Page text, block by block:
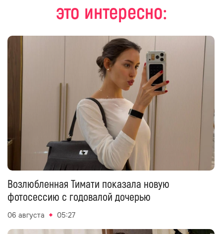
это интересно:
Возлюбленная Тимати показала новую
фотосессию с годовалой дочерью
06 августа 05:27